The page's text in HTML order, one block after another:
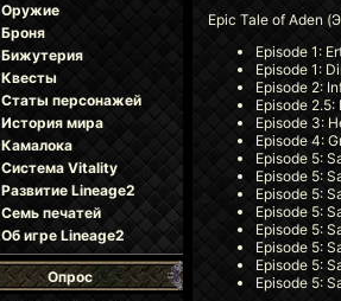
Оружие
Броня
Бижутерия
Квесты
Статы персонажей
История мира
Камалока
Система Vitality
Развитие Lineage2
Семь печатей
Об игре Lineage2
Опрос
Epic Tale of Aden
Episode 1:
Episode 1:
Episode 2:
Episode
Episode 3:
Episode 4:
Episode 5:
Episode 5:
Episode 5:
Episode 5:
Episode 5:
Episode 5:
Episode 5:
Episode 5: